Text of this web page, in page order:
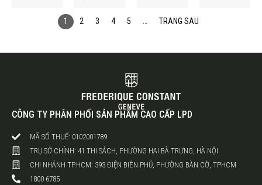
1 2 3 4 5 TRANG SAU
CÔNG TY PHÂN PHỐI SẢN PHẨM CAO CẤP LPD
MÃ SỐ THUẾ: 0102001789
TRỤ SỞ CHÍNH: 41 THI SÁCH, PHƯỜNG HAI BÀ TRƯNG, HÀ NỘI
CHI NHÁNH TP.HCM: 393 ĐIỆN BIÊN PHỦ, PHƯỜNG BÀN CỜ, TPHCM
1800 6785